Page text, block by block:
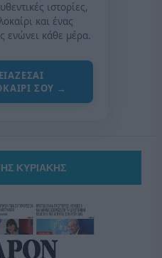
ιστορίες,
και ένας
ενώνει κάθε μέρα.
ΣΟΥ →
ΚΥΡΙΑΚΗΣ